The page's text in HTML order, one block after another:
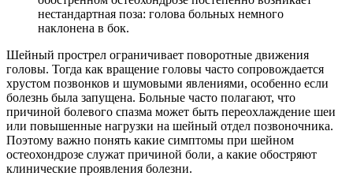
нестандартная поза: голова больных немного
наклонена в бок.
Шейный прострел ограничивает поворотные движения
головы. Тогда как вращение головы часто сопровождается
хрустом позвонков и шумовыми явлениями, особенно если
болезнь была запущена. Больные часто полагают, что
причиной болевого спазма может быть переохлаждение шеи
или повышенные нагрузки на шейный отдел позвоночника.
Поэтому важно понять какие симптомы при шейном
остеохондрозе служат причиной боли, а какие обостряют
клинические проявления болезни.